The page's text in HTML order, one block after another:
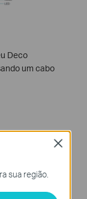
Deco
um cabo
sua região.
Close